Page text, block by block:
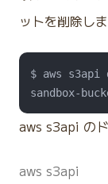
ットを削除しま
$ aws s3api
aws s3api の
aws s3api